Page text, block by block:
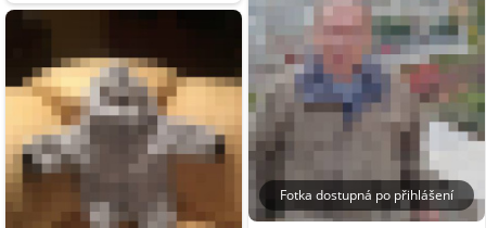
Fotka dostupná po přihlášení